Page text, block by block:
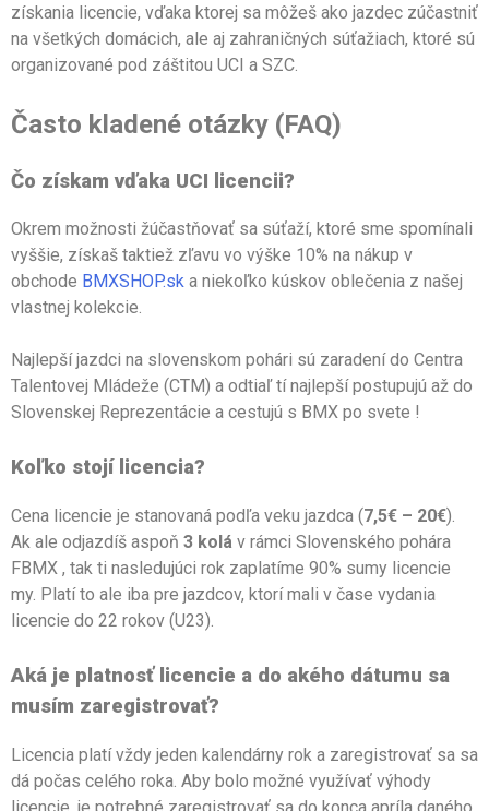
získania licencie, vďaka ktorej sa môžeš ako jazdec zúčastniť
na všetkých domácich, ale aj zahraničných súťažiach, ktoré sú
organizované pod záštitou UCI a SZC.
Často kladené otázky (FAQ)
Čo získam vďaka UCI licencii?
Okrem možnosti žúčastňovať sa súťaží, ktoré sme spomínali
vyššie, získaš taktiež zľavu vo výške 10% na nákup v
obchode BMXSHOP.sk a niekoľko kúskov oblečenia z našej
vlastnej kolekcie.
Najlepší jazdci na slovenskom pohári sú zaradení do Centra
Talentovej Mládeže (CTM) a odtiaľ tí najlepší postupujú až do
Slovenskej Reprezentácie a cestujú s BMX po svete !
Koľko stojí licencia?
Cena licencie je stanovaná podľa veku jazdca (7,5€ – 20€).
Ak ale odjazdíš aspoň 3 kolá v rámci Slovenského pohára
FBMX , tak ti nasledujúci rok zaplatíme 90% sumy licencie
my. Platí to ale iba pre jazdcov, ktorí mali v čase vydania
licencie do 22 rokov (U23).
Aká je platnosť licencie a do akého dátumu sa
musím zaregistrovať?
Licencia platí vždy jeden kalendárny rok a zaregistrovať sa sa
dá počas celého roka. Aby bolo možné využívať výhody